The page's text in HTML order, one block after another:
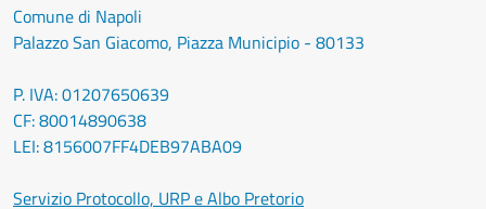
Comune di Napoli
Palazzo San Giacomo, Piazza Municipio - 80133
P. IVA: 01207650639
CF: 80014890638
LEI: 8156007FF4DEB97ABA09
Servizio Protocollo, URP e Albo Pretorio